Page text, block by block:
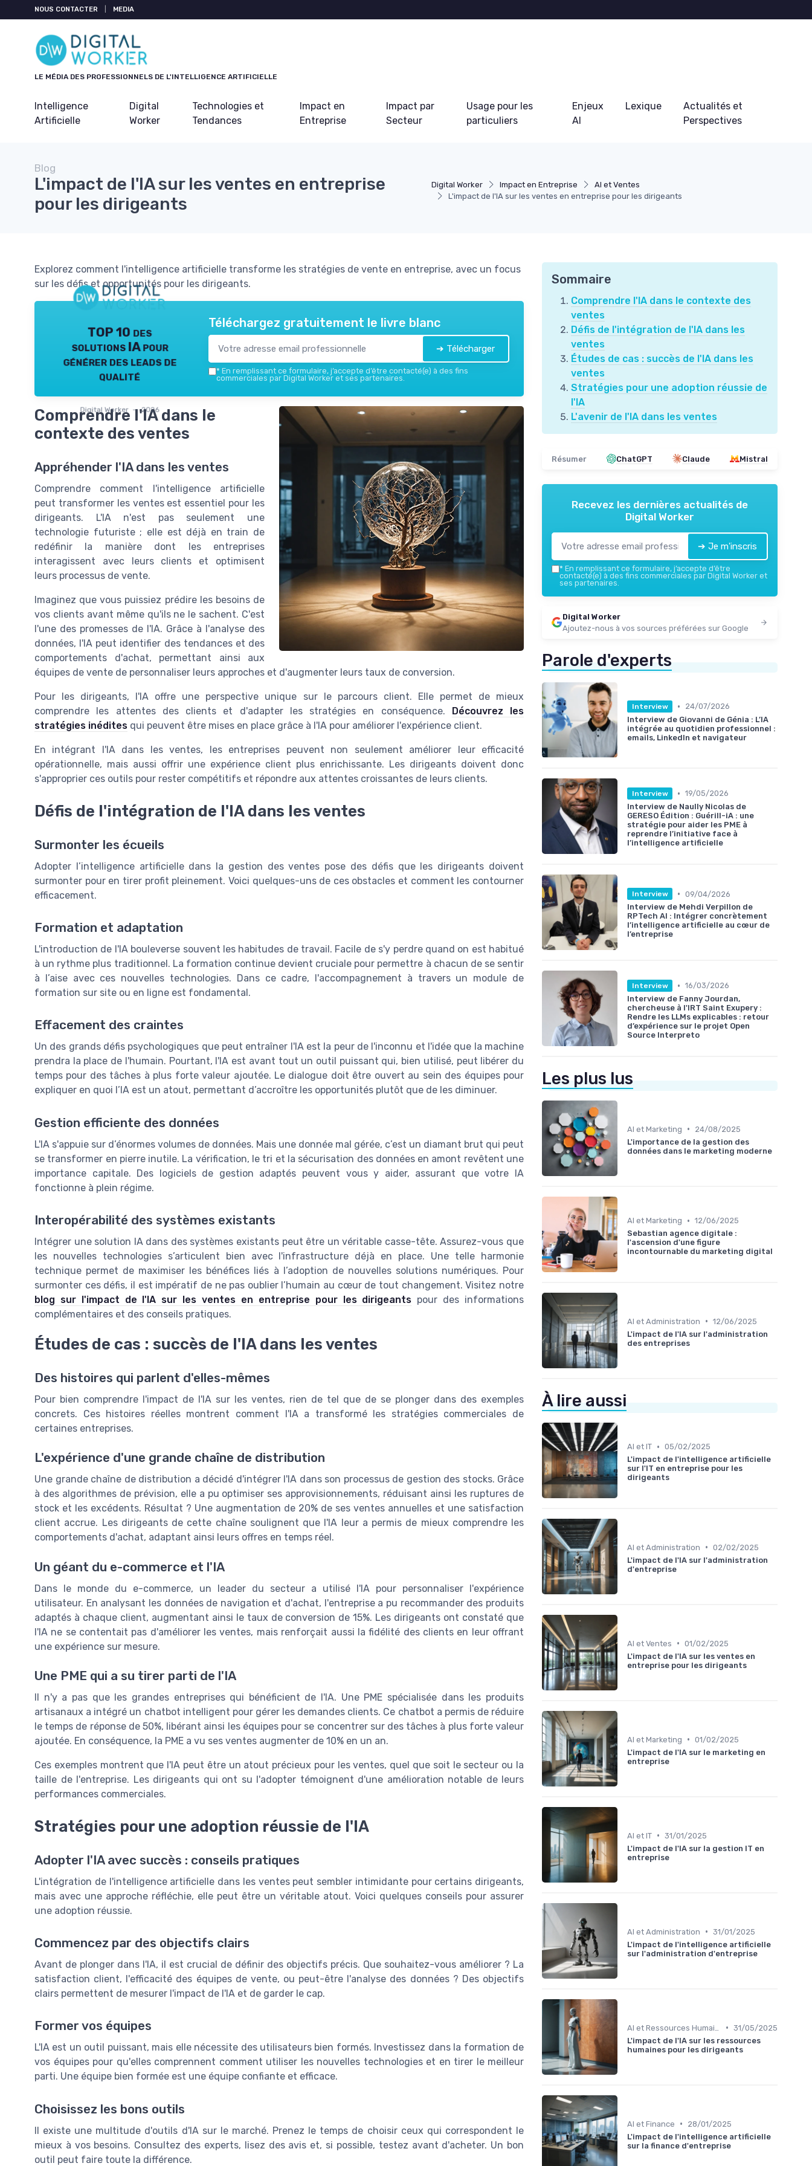
NOUS CONTACTER MEDIA
LE MÉDIA DES PROFESSIONNELS DE L'INTELLIGENCE ARTIFICIELLE
Intelligence
Artificielle
Digital
Worker
Technologies et
Tendances
Impact en
Entreprise
Impact par
Secteur
Usage pour les
particuliers
Enjeux
AI
Lexique
Actualités et
Perspectives
Digital Worker Impact en Entreprise
AI et Ventes
L'impact de l'IA sur les ventes en entreprise pour les dirigeants
Blog
L'impact de l'IA sur les ventes en entreprise
pour les dirigeants
Explorez comment l'intelligence artificielle transforme les stratégies de vente en entreprise, avec un focus
sur les défis et opportunités pour les dirigeants.
TOP 10 des
solutions IA pour
générer des leads de
qualité
Digital Worker — 2026
Téléchargez gratuitement le livre blanc
➔ Télécharger
* En remplissant ce formulaire, j’accepte d’être contacté(e) à des fins
commerciales par Digital Worker et ses partenaires.
Comprendre l'IA dans le
contexte des ventes
Appréhender l'IA dans les ventes
Comprendre comment l'intelligence artificielle
peut transformer les ventes est essentiel pour les
dirigeants. L'IA n'est pas seulement une
technologie futuriste ; elle est déjà en train de
redéfinir la manière dont les entreprises
interagissent avec leurs clients et optimisent
leurs processus de vente.
Imaginez que vous puissiez prédire les besoins de
vos clients avant même qu'ils ne le sachent. C'est
l'une des promesses de l'IA. Grâce à l'analyse des
données, l'IA peut identifier des tendances et des
comportements d'achat, permettant ainsi aux
équipes de vente de personnaliser leurs approches et d'augmenter leurs taux de conversion.
Pour les dirigeants, l'IA offre une perspective unique sur le parcours client. Elle permet de mieux
comprendre les attentes des clients et d'adapter les stratégies en conséquence. Découvrez les
stratégies inédites qui peuvent être mises en place grâce à l'IA pour améliorer l'expérience client.
En intégrant l'IA dans les ventes, les entreprises peuvent non seulement améliorer leur efficacité
opérationnelle, mais aussi offrir une expérience client plus enrichissante. Les dirigeants doivent donc
s'approprier ces outils pour rester compétitifs et répondre aux attentes croissantes de leurs clients.
Défis de l'intégration de l'IA dans les ventes
Surmonter les écueils
Adopter l’intelligence artificielle dans la gestion des ventes pose des défis que les dirigeants doivent
surmonter pour en tirer profit pleinement. Voici quelques-uns de ces obstacles et comment les contourner
efficacement.
Formation et adaptation
L'introduction de l'IA bouleverse souvent les habitudes de travail. Facile de s'y perdre quand on est habitué
à un rythme plus traditionnel. La formation continue devient cruciale pour permettre à chacun de se sentir
à l’aise avec ces nouvelles technologies. Dans ce cadre, l'accompagnement à travers un module de
formation sur site ou en ligne est fondamental.
Effacement des craintes
Un des grands défis psychologiques que peut entraîner l'IA est la peur de l'inconnu et l'idée que la machine
prendra la place de l'humain. Pourtant, l'IA est avant tout un outil puissant qui, bien utilisé, peut libérer du
temps pour des tâches à plus forte valeur ajoutée. Le dialogue doit être ouvert au sein des équipes pour
expliquer en quoi l’IA est un atout, permettant d’accroître les opportunités plutôt que de les diminuer.
Gestion efficiente des données
L'IA s'appuie sur d’énormes volumes de données. Mais une donnée mal gérée, c’est un diamant brut qui peut
se transformer en pierre inutile. La vérification, le tri et la sécurisation des données en amont revêtent une
importance capitale. Des logiciels de gestion adaptés peuvent vous y aider, assurant que votre IA
fonctionne à plein régime.
Interopérabilité des systèmes existants
Intégrer une solution IA dans des systèmes existants peut être un véritable casse-tête. Assurez-vous que
les nouvelles technologies s’articulent bien avec l'infrastructure déjà en place. Une telle harmonie
technique permet de maximiser les bénéfices liés à l’adoption de nouvelles solutions numériques. Pour
surmonter ces défis, il est impératif de ne pas oublier l’humain au cœur de tout changement. Visitez notre
blog sur l'impact de l'IA sur les ventes en entreprise pour les dirigeants pour des informations
complémentaires et des conseils pratiques.
Études de cas : succès de l'IA dans les ventes
Des histoires qui parlent d'elles-mêmes
Pour bien comprendre l'impact de l'IA sur les ventes, rien de tel que de se plonger dans des exemples
concrets. Ces histoires réelles montrent comment l'IA a transformé les stratégies commerciales de
certaines entreprises.
L'expérience d'une grande chaîne de distribution
Une grande chaîne de distribution a décidé d'intégrer l'IA dans son processus de gestion des stocks. Grâce
à des algorithmes de prévision, elle a pu optimiser ses approvisionnements, réduisant ainsi les ruptures de
stock et les excédents. Résultat ? Une augmentation de 20% de ses ventes annuelles et une satisfaction
client accrue. Les dirigeants de cette chaîne soulignent que l'IA leur a permis de mieux comprendre les
comportements d'achat, adaptant ainsi leurs offres en temps réel.
Un géant du e-commerce et l'IA
Dans le monde du e-commerce, un leader du secteur a utilisé l'IA pour personnaliser l'expérience
utilisateur. En analysant les données de navigation et d'achat, l'entreprise a pu recommander des produits
adaptés à chaque client, augmentant ainsi le taux de conversion de 15%. Les dirigeants ont constaté que
l'IA ne se contentait pas d'améliorer les ventes, mais renforçait aussi la fidélité des clients en leur offrant
une expérience sur mesure.
Une PME qui a su tirer parti de l'IA
Il n'y a pas que les grandes entreprises qui bénéficient de l'IA. Une PME spécialisée dans les produits
artisanaux a intégré un chatbot intelligent pour gérer les demandes clients. Ce chatbot a permis de réduire
le temps de réponse de 50%, libérant ainsi les équipes pour se concentrer sur des tâches à plus forte valeur
ajoutée. En conséquence, la PME a vu ses ventes augmenter de 10% en un an.
Ces exemples montrent que l'IA peut être un atout précieux pour les ventes, quel que soit le secteur ou la
taille de l'entreprise. Les dirigeants qui ont su l'adopter témoignent d'une amélioration notable de leurs
performances commerciales.
Stratégies pour une adoption réussie de l'IA
Adopter l'IA avec succès : conseils pratiques
L'intégration de l'intelligence artificielle dans les ventes peut sembler intimidante pour certains dirigeants,
mais avec une approche réfléchie, elle peut être un véritable atout. Voici quelques conseils pour assurer
une adoption réussie.
Commencez par des objectifs clairs
Avant de plonger dans l'IA, il est crucial de définir des objectifs précis. Que souhaitez-vous améliorer ? La
satisfaction client, l'efficacité des équipes de vente, ou peut-être l'analyse des données ? Des objectifs
clairs permettent de mesurer l'impact de l'IA et de garder le cap.
Former vos équipes
L'IA est un outil puissant, mais elle nécessite des utilisateurs bien formés. Investissez dans la formation de
vos équipes pour qu'elles comprennent comment utiliser les nouvelles technologies et en tirer le meilleur
parti. Une équipe bien formée est une équipe confiante et efficace.
Choisissez les bons outils
Il existe une multitude d'outils d'IA sur le marché. Prenez le temps de choisir ceux qui correspondent le
mieux à vos besoins. Consultez des experts, lisez des avis et, si possible, testez avant d'acheter. Un bon
outil peut faire toute la différence.
Sommaire
Comprendre l'IA dans le contexte des
ventes
Défis de l'intégration de l'IA dans les
ventes
Études de cas : succès de l'IA dans les
ventes
Stratégies pour une adoption réussie de
l'IA
L'avenir de l'IA dans les ventes
Résumer ChatGPT Claude Mistral
Recevez les dernières actualités de
Digital Worker
➔ Je m'inscris
* En remplissant ce formulaire, j’accepte d’être
contacté(e) à des fins commerciales par Digital Worker et
ses partenaires.
Digital Worker
Ajoutez-nous à vos sources préférées sur Google
Parole d'experts
Interview •
24/07/2026
Interview de Giovanni de Génia : L’IA
intégrée au quotidien professionnel :
emails, LinkedIn et navigateur
Interview • 19/05/2026
Interview de Naully Nicolas de
GERESO Édition : Guérill-iA : une
stratégie pour aider les PME à
reprendre l’initiative face à
l’intelligence artificielle
Interview • 09/04/2026
Interview de Mehdi Verpillon de
RPTech AI : Intégrer concrètement
l’intelligence artificielle au cœur de
l’entreprise
Interview • 16/03/2026
Interview de Fanny Jourdan,
chercheuse à l'IRT Saint Exupery :
Rendre les LLMs explicables : retour
d’expérience sur le projet Open
Source Interpreto
Les plus lus
AI et Marketing •
24/08/2025
L'importance de la gestion des
données dans le marketing moderne
AI et Marketing • 12/06/2025
Sebastian agence digitale :
l'ascension d'une figure
incontournable du marketing digital
AI et Administration • 12/06/2025
L'impact de l'IA sur l'administration
des entreprises
À lire aussi
AI et IT • 05/02/2025
L'impact de l'intelligence artificielle
sur l'IT en entreprise pour les
dirigeants
AI et Administration • 02/02/2025
L'impact de l'IA sur l'administration
d'entreprise
AI et Ventes • 01/02/2025
L'impact de l'IA sur les ventes en
entreprise pour les dirigeants
AI et Marketing • 01/02/2025
L'impact de l'IA sur le marketing en
entreprise
AI et IT • 31/01/2025
L'impact de l'IA sur la gestion IT en
entreprise
AI et Administration • 31/01/2025
L'impact de l'intelligence artificielle
sur l'administration d'entreprise
• 31/05/2025
L'impact de l'IA sur les ressources
humaines pour les dirigeants
AI et Finance •
28/01/2025
L'impact de l'intelligence artificielle
sur la finance d'entreprise
Panneau de gestion des cookies